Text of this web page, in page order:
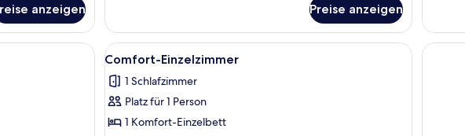
anzeigen
Doppelzimmer
Preise anzeigen
| Allergikerbettwaren, Schreibtisch, laptopgeeigneter Arbeitsplatz
Alle
Fotos
für
Comfort-
Einzelzimmer
Comfort-Einzelzimmer |
6
Comfort-Einzelzimmer
1 Schlafzimmer
Platz für 1 Person
1 Komfort-Einzelbett